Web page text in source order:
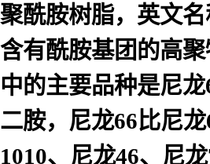
聚酰胺树脂，英文
含有酰胺基团的高
中的主要品种是尼龙
二胺，尼龙66比尼龙
1010、尼龙46、尼龙